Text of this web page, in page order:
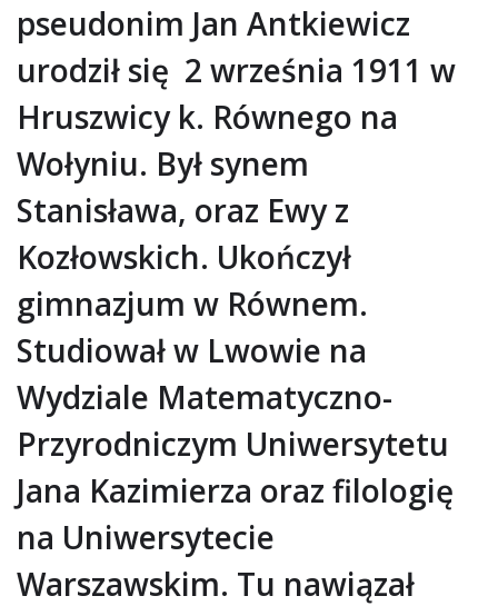
pseudonim Jan Antkiewicz
urodził się 2 września 1911 w
Hruszwicy k. Równego na
Wołyniu. Był synem
Stanisława, oraz Ewy z
Kozłowskich. Ukończył
gimnazjum w Równem.
Studiował w Lwowie na
Wydziale Matematyczno-
Przyrodniczym Uniwersytetu
Jana Kazimierza oraz filologię
na Uniwersytecie
Warszawskim. Tu nawiązał